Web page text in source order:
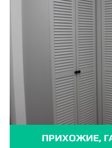
ПРИХОЖИЕ,